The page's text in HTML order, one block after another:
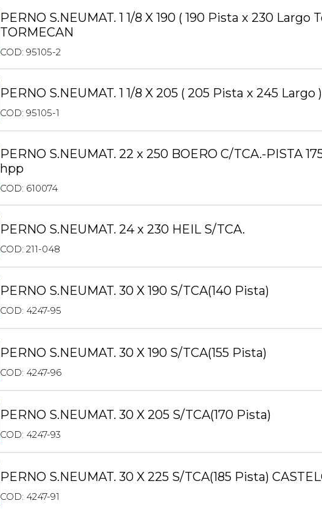
PERNO S.NEUMAT. 1 1/8 X 190 ( 190 Pista x 230 Largo
TORMECAN
COD: 95105-2
PERNO S.NEUMAT. 1 1/8 X 205 ( 205 Pista x 245 Largo
COD: 95105-1
PERNO S.NEUMAT. 22 x 250 BOERO C/TCA.-PISTA
hpp
COD: 610074
PERNO S.NEUMAT. 24 x 230 HEIL S/TCA.
COD: 211-048
PERNO S.NEUMAT. 30 X 190 S/TCA(140 Pista)
COD: 4247-95
PERNO S.NEUMAT. 30 X 190 S/TCA(155 Pista)
COD: 4247-96
PERNO S.NEUMAT. 30 X 205 S/TCA(170 Pista)
COD: 4247-93
PERNO S.NEUMAT. 30 X 225 S/TCA(185 Pista)
COD: 4247-91